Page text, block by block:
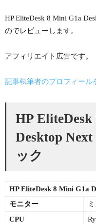
HP EliteDesk 8 Mini G1a
のでレビューします。
アフィリエイト広告です。
記事執筆者のプロフィール
HP
Desktop
ック
HP EliteDesk 8 Mini G1a
モニター
CPU